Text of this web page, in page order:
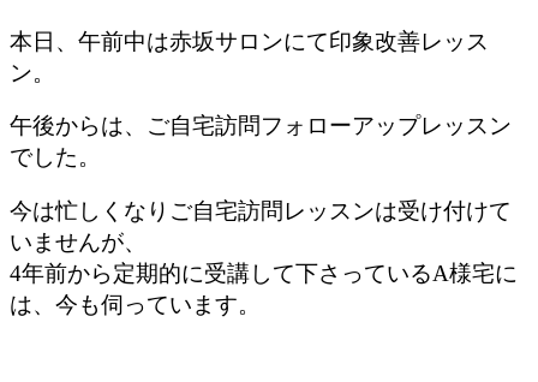
本日、午前中は赤坂サロンにて印象改善レッス
ン。
午後からは、ご自宅訪問フォローアップレッスン
でした。
今は忙しくなりご自宅訪問レッスンは受け付けて
いませんが、
4年前から定期的に受講して下さっているA様宅に
は、今も伺っています。